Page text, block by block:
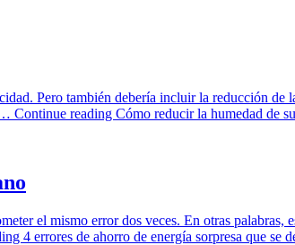
Pero también debería incluir la reducción de
… Continue reading Cómo reducir la humedad de
el mismo error dos veces. En otras palabras,
4 errores de ahorro de energía sorpresa que se